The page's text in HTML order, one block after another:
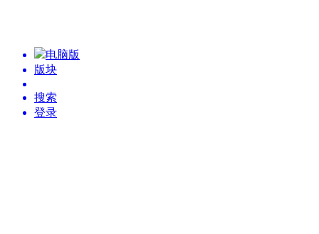
电脑版
版块
搜索
登录